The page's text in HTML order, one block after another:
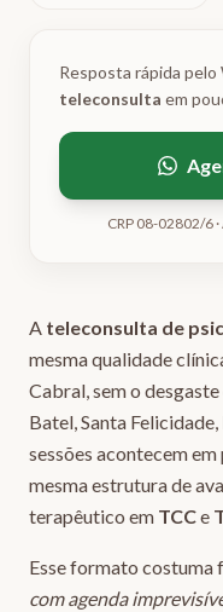
Resposta rápida
teleconsulta em
CRP 08-02802/6
A teleconsulta de
mesma qualidade
Cabral, sem o
Batel, Santa
sessões acontecem
mesma estrutura de
terapêutico em TCCe
Esse formato costuma
com agenda